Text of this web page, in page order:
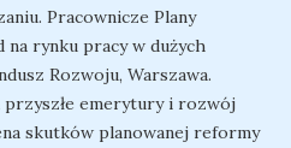
Pracownicze Plany
na rynku pracy w dużych
Rozwoju, Warszawa.
przyszłe emerytury i rozwój
skutków planowanej reformy